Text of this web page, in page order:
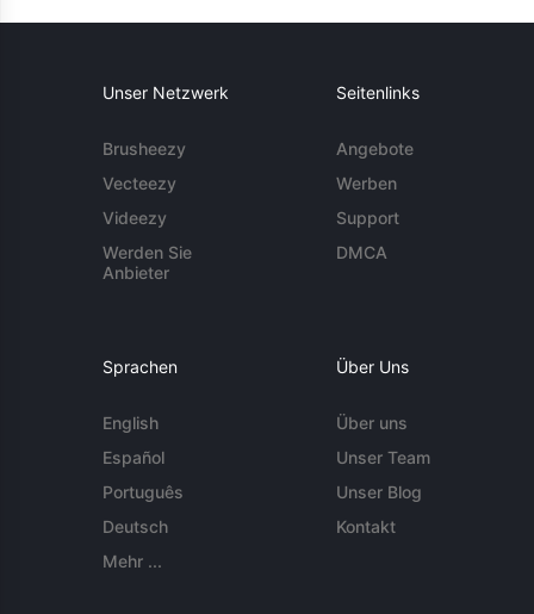
Unser Netzwerk
Brusheezy
Vecteezy
Videezy
Werden Sie
Anbieter
Seitenlinks
Angebote
Werben
Support
DMCA
Sprachen
English
Español
Português
Deutsch
Mehr ...
Über Uns
Über uns
Unser Team
Unser Blog
Kontakt